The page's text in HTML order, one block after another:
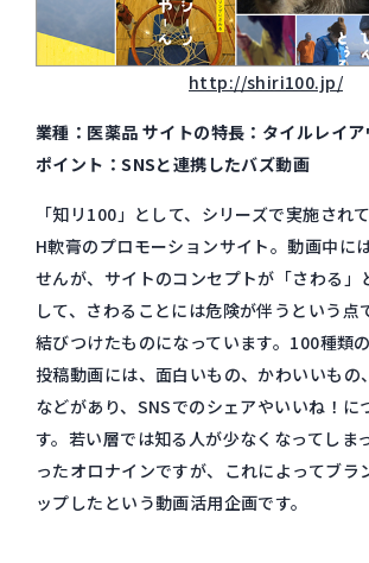
http://shiri100.jp/
業種：医薬品 サイトの特長：タイルレイ
ポイント：SNSと連携したバズ動画
「知リ100」として、シリーズで実施され
H軟膏のプロモーションサイト。動画中に
せんが、サイトのコンセプトが「さわる」
して、さわることには危険が伴うという点
結びつけたものになっています。100種類
投稿動画には、面白いもの、かわいいもの
などがあり、SNSでのシェアやいいね！に
す。若い層では知る人が少なくなってしま
ったオロナインですが、これによってブラ
ップしたという動画活用企画です。